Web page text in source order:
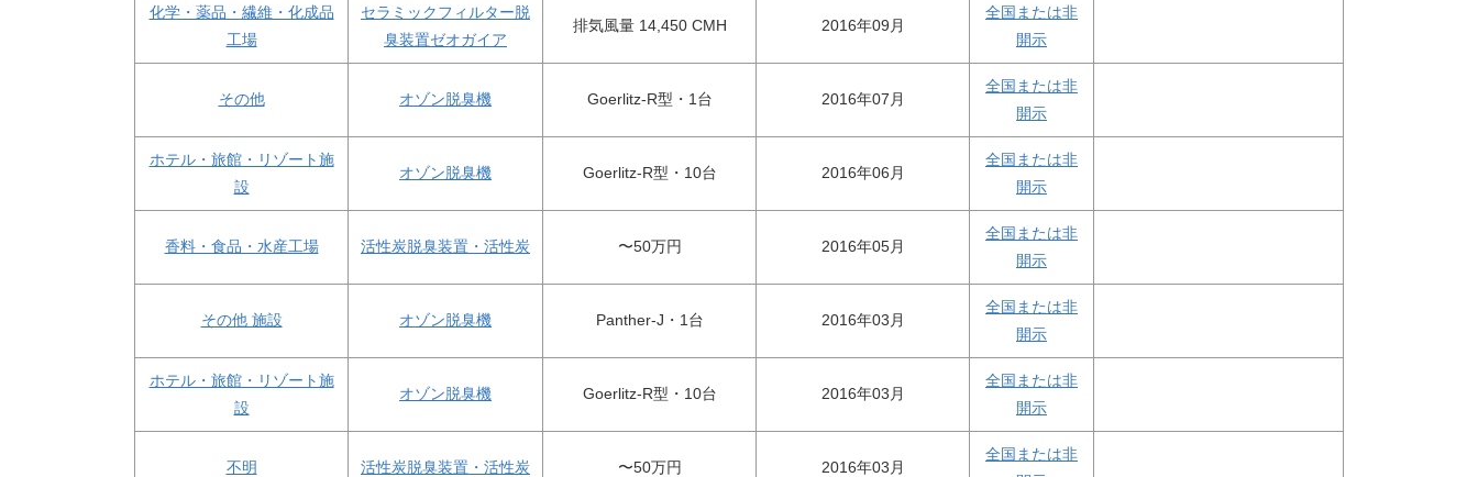
化学・薬品・繊維・化成品
工場
セラミックフィルター脱
臭装置ゼオガイア
排気風量 14,450 CMH 2016年09月
全国または非
開示
その他 オゾン脱臭機 Goerlitz-R型・1台 2016年07月
全国または非
開示
ホテル・旅館・リゾート施
設
オゾン脱臭機 Goerlitz-R型・10台 2016年06月
全国または非
開示
香料・食品・水産工場 活性炭脱臭装置・活性炭 〜50万円 2016年05月
全国または非
開示
その他 施設 オゾン脱臭機 Panther-J・1台 2016年03月
全国または非
開示
ホテル・旅館・リゾート施
設
オゾン脱臭機 Goerlitz-R型・10台 2016年03月
全国または非
開示
不明 活性炭脱臭装置・活性炭 〜50万円 2016年03月
全国または非